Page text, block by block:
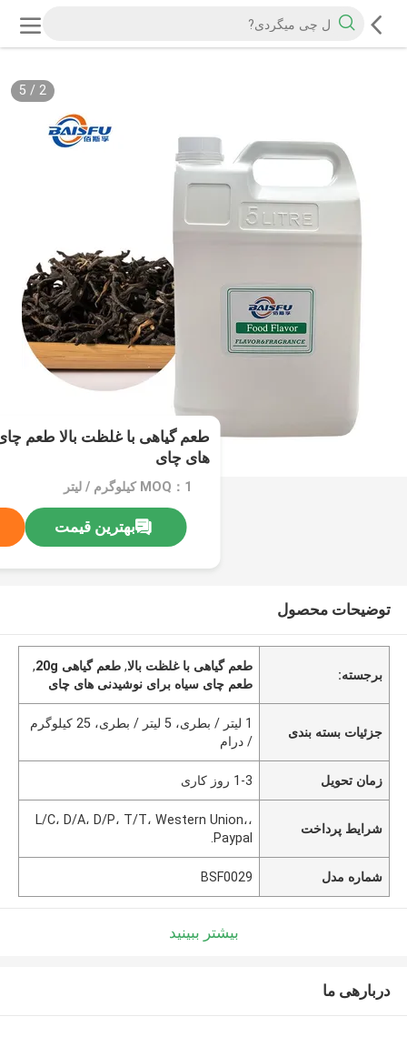
2
/
5
طعم گیاهی با غلظت بالا طعم
های چای
MOQ：1 کیلوگرم / لیتر
بهترین قیمت
توضیحات محصول
برجسته:
طعم گیاهی با غلظت بالا,طعم گیاهی 20g
,
طعم چای سیاه برای نوشیدنی های چای
جزئیات بسته بندی
1 لیتر / بطری، 5 لیتر / بطری، 25 کیلوگرم
/ درام
زمان تحویل 1-3 روز کاری
شرایط پرداخت
L/C، D/A، D/P، T/T، Western Union،،
Paypal.
شماره مدل BSF0029
بیشتر ببینید
دربارهی ما